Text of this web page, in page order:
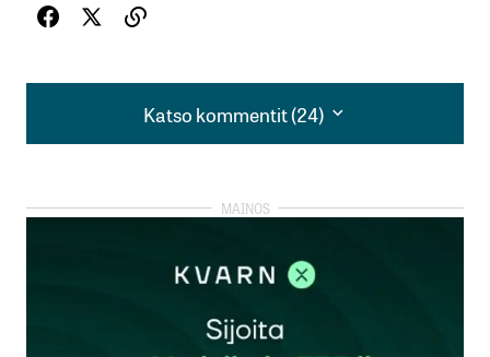
Katso kommentit (24)
Katso kommentit (24)
Makke